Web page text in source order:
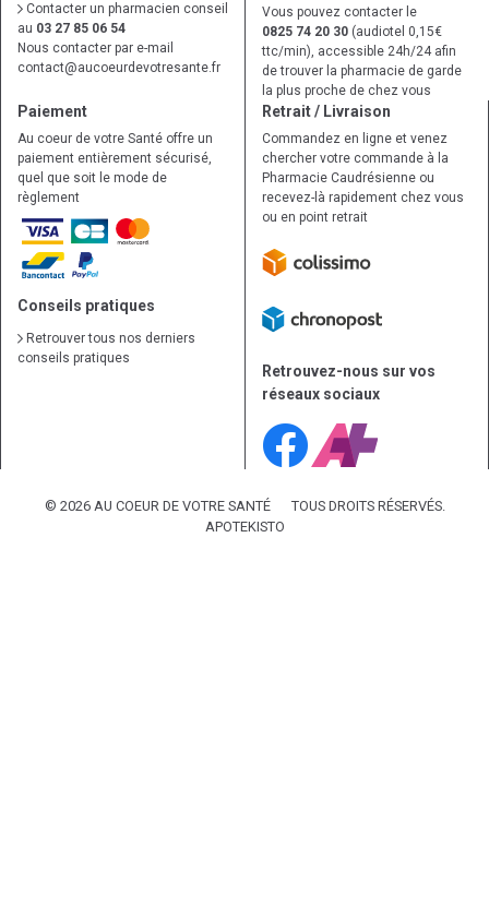
Contacter un pharmacien conseil
au 03 27 85 06 54
Nous contacter par e-mail
contact@aucoeurdevotresante.fr
Vous pouvez contacter le
0825 74 20 30 (audiotel 0,15€
ttc/min), accessible 24h/24 afin
de trouver la pharmacie de garde
la plus proche de chez vous
Paiement
Au coeur de votre Santé offre un
paiement entièrement sécurisé,
quel que soit le mode de
règlement
Conseils pratiques
Retrouver tous nos derniers
conseils pratiques
Retrait / Livraison
Commandez en ligne et venez
chercher votre commande à la
Pharmacie Caudrésienne ou
recevez-là rapidement chez vous
ou en point retrait
Retrouvez-nous sur vos
réseaux sociaux
© 2026 AU COEUR DE VOTRE SANTÉ
TOUS DROITS RÉSERVÉS.
APOTEKISTO